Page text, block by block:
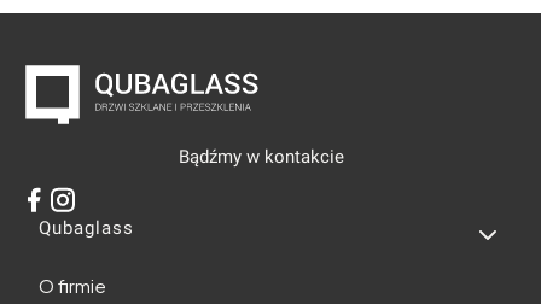
Bądźmy w kontakcie
Linki w stopce
Qubaglass
O firmie